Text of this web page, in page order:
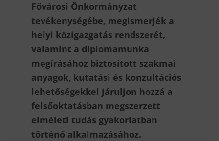
Fővárosi Önkormányzat
tevékenységébe, megismerjék a
helyi közigazgatás rendszerét,
valamint a diplomamunka
megírásához biztosított szakmai
anyagok, kutatási és konzultációs
lehetőségekkel járuljon hozzá a
felsőoktatásban megszerzett
elméleti tudás gyakorlatban
történő alkalmazásához.